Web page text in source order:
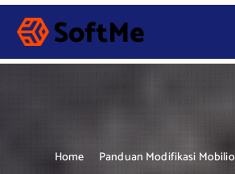
S
p
Home Panduan Modifikasi